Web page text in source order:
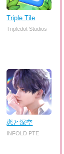
Triple Tile
Tripledot Studios
恋と深空
INFOLD PTE